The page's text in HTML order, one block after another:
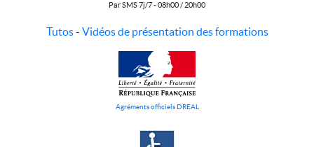
Par SMS 7j/7 - 08h00 / 20h00
Tutos- Vidéos de présentation des formations
Agréments officiels DREAL